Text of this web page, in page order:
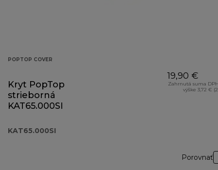
POPTOP COVER
Kryt PopTop
strieborná
KAT65.000SI
KAT65.000SI
19,90 €
Zahrnutá suma
výške 3,72 €
Porovnať